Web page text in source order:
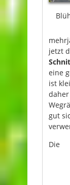
jetzt
eine
ist
gut
Die